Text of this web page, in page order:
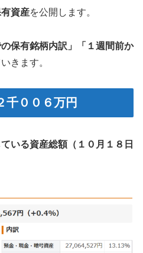
資産を公開します。
保有銘柄内訳」「１週間前か
きます。
千００６万円
いる資産総額（１０月１８日